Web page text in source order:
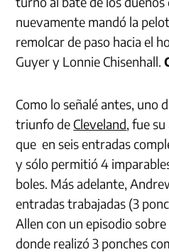
nuevamente mandó la
remolcar de paso hacia el
Guyer y Lonnie Chisenhall.
Como lo señalé antes, uno
triunfo de Cleveland, fue
que en seis entradas
y sólo permitió 4
boles. Más adelante,
entradas trabajadas (3
Allen con un episodio
donde realizó 3 ponches